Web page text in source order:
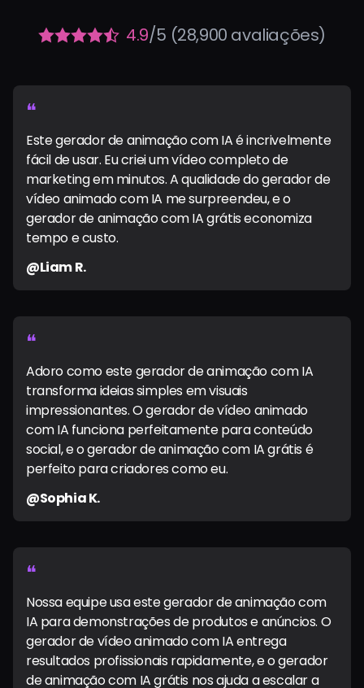
4.9/5 (28,900 avaliações)
❝
Este gerador de animação com IA é incrivelmente
fácil de usar. Eu criei um vídeo completo de
marketing em minutos. A qualidade do gerador de
vídeo animado com IA me surpreendeu, e o
gerador de animação com IA grátis economiza
tempo e custo.
@Liam R.
❝
Adoro como este gerador de animação com IA
transforma ideias simples em visuais
impressionantes. O gerador de vídeo animado
com IA funciona perfeitamente para conteúdo
social, e o gerador de animação com IA grátis é
perfeito para criadores como eu.
@Sophia K.
❝
Nossa equipe usa este gerador de animação com
IA para demonstrações de produtos e anúncios. O
gerador de vídeo animado com IA entrega
resultados profissionais rapidamente, e o gerador
de animação com IA grátis nos ajuda a escalar a